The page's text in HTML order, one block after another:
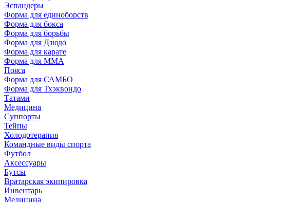
Эспандеры
Форма для единоборств
Форма для бокса
Форма для борьбы
Форма для Дзюдо
Форма для карате
Форма для MMA
Пояса
Форма для САМБО
Форма для Тхэквондо
Татами
Медицина
Суппорты
Тейпы
Холодотерапия
Командные виды спорта
Футбол
Аксессуары
Бутсы
Вратарская экипировка
Инвентарь
Медицина